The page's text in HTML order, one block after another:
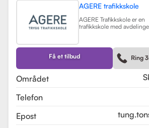
AGERE trafikkskole
AGERE Trafikkskole er en
trafikkskole med
førerkortklasser, fra
og lastebil. Skolen har
elevene de nødvendige
og holdningene for å bli
kompetente sjåfører, med
på nullvisjonen om ingen
god kvalitet på
AGERE Trafikkskole tilbyr
Få et tilbud Ring
Området
Telefon
Epost